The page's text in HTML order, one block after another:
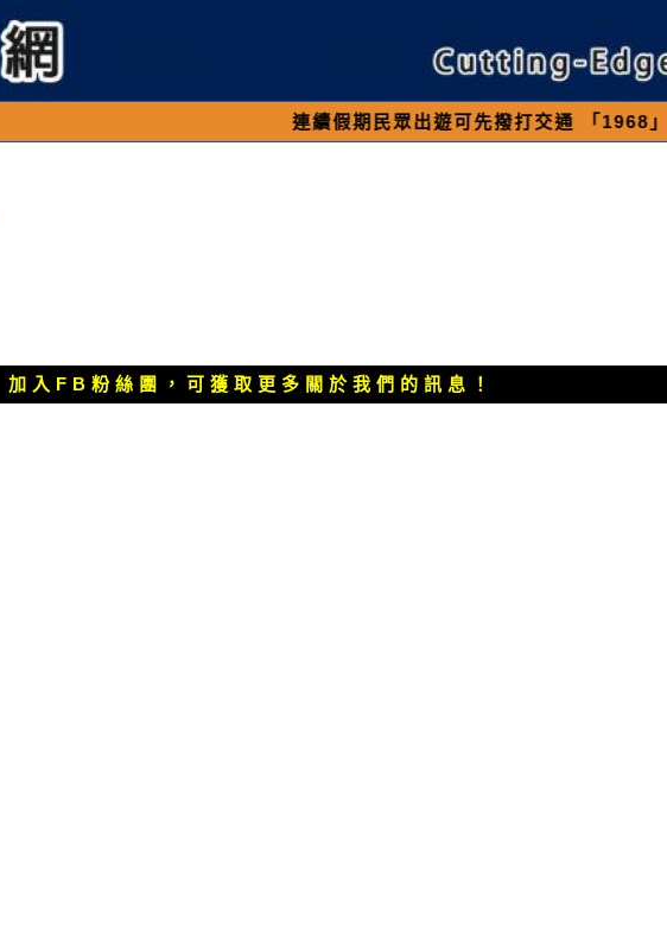
連續假期民眾出遊可先撥打交通 「1968」客服專
加入FB粉絲團，可獲取更多關於我們的訊息！